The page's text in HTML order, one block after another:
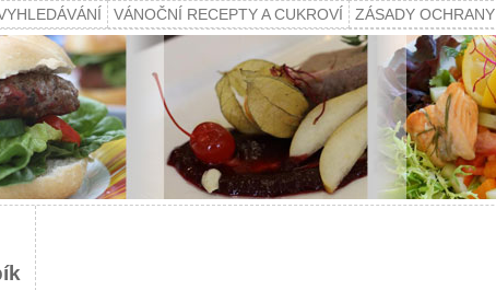
VÁNOČNÍ RECEPTY A CUKROVÍ ZÁSADY